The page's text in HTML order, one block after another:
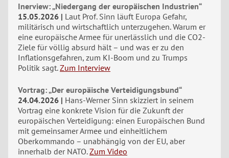
Inerview: „Niedergang der europäischen Industrien“
15.05.2026
Laut Prof. Sinn läuft Europa Gefahr,
militärisch und wirtschaftlich unterzugehen. Warum er
eine europäische Armee für unerlässlich und die CO2-
Ziele für völlig absurd hält – und was er zu den
Inflationsgefahren, zum KI-Boom und zu Trumps
Politik sagt. Zum Interview
Vortrag: „Der europäische Verteidigungsbund“
24.04.2026
Hans-Werner Sinn skizziert in seinem
Vortrag eine konkrete Vision für die Zukunft der
europäischen Verteidigung: einen Europäischen Bund
mit gemeinsamer Armee und einheitlichem
Oberkommando – unabhängig von der EU, aber
innerhalb der NATO. Zum Video